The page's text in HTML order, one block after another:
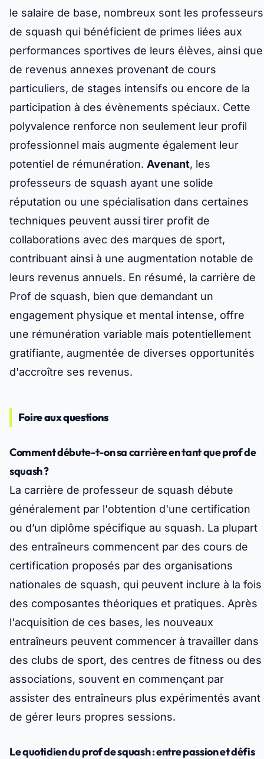
le salaire de base, nombreux sont les professeurs
de squash qui bénéficient de primes liées aux
performances sportives de leurs élèves, ainsi que
de revenus annexes provenant de cours
particuliers, de stages intensifs ou encore de la
participation à des évènements spéciaux. Cette
polyvalence renforce non seulement leur profil
professionnel mais augmente également leur
potentiel de rémunération. Avenant, les
professeurs de squash ayant une solide
réputation ou une spécialisation dans certaines
techniques peuvent aussi tirer profit de
collaborations avec des marques de sport,
contribuant ainsi à une augmentation notable de
leurs revenus annuels. En résumé, la carrière de
Prof de squash, bien que demandant un
engagement physique et mental intense, offre
une rémunération variable mais potentiellement
gratifiante, augmentée de diverses opportunités
d'accroître ses revenus.
Foire aux questions
Comment débute-t-on sa carrière en tant que prof de
squash ?
La carrière de professeur de squash débute
généralement par l'obtention d'une certification
ou d’un diplôme spécifique au squash. La plupart
des entraîneurs commencent par des cours de
certification proposés par des organisations
nationales de squash, qui peuvent inclure à la fois
des composantes théoriques et pratiques. Après
l'acquisition de ces bases, les nouveaux
entraîneurs peuvent commencer à travailler dans
des clubs de sport, des centres de fitness ou des
associations, souvent en commençant par
assister des entraîneurs plus expérimentés avant
de gérer leurs propres sessions.
Le quotidien du prof de squash : entre passion et défis